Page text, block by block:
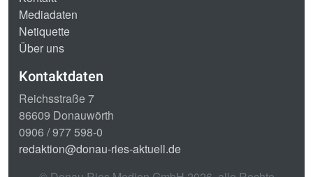
Mediadaten
Netiquette
Über uns
Kontaktdaten
Reichsstraße 7
86609 Donauwörth
0906 / 977 598-0
redaktion@donau-ries-aktuell.de